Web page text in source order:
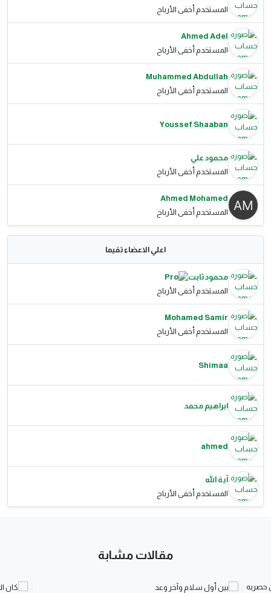
المستخدم أخفى الأرباح
Ahmed Adel
المستخدم أخفى الأرباح
Muhammed Abdullah
المستخدم أخفى الأرباح
Youssef Shaaban
محمود علي
المستخدم أخفى الأرباح
Ahmed Mohamed
المستخدم أخفى الأرباح
اعلي الاعضاء تقيما
محمود ثابت
المستخدم أخفى الأرباح
Mohamed Samir
المستخدم أخفى الأرباح
Shimaa
ابراهيم محمد
ahmed
آية الله
المستخدم أخفى الأرباح
مقالات مشابة